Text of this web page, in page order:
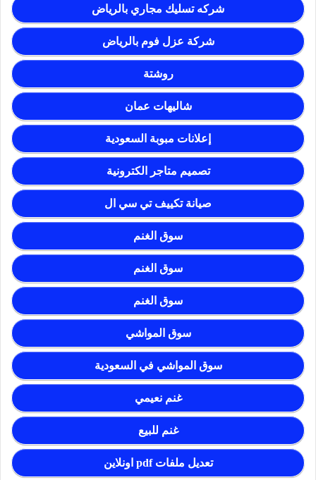
شركه تسليك مجاري بالرياض
شركة عزل فوم بالرياض
روشتة
شاليهات عمان
إعلانات مبوبة السعودية
تصميم متاجر الكترونية
صيانة تكييف تي سي ال
سوق الغنم
سوق الغنم
سوق الغنم
سوق المواشي
سوق المواشي في السعودية
غنم نعيمي
غنم للبيع
تعديل ملفات pdf اونلاين